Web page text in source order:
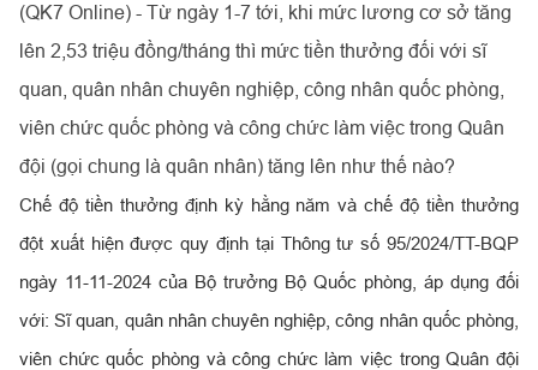
(QK7 Online) - Từ ngày 1-7 tới, khi mức lương cơ sở tăng
lên 2,53 triệu đồng/tháng thì mức tiền thưởng đối với sĩ
quan, quân nhân chuyên nghiệp, công nhân quốc phòng,
viên chức quốc phòng và công chức làm việc trong Quân
đội (gọi chung là quân nhân) tăng lên như thế nào?
Chế độ tiền thưởng định kỳ hằng năm và chế độ tiền thưởng
đột xuất hiện được quy định tại Thông tư số 95/2024/TT-BQP
ngày 11-11-2024 của Bộ trưởng Bộ Quốc phòng, áp dụng đối
với: Sĩ quan, quân nhân chuyên nghiệp, công nhân quốc phòng,
viên chức quốc phòng và công chức làm việc trong Quân đội